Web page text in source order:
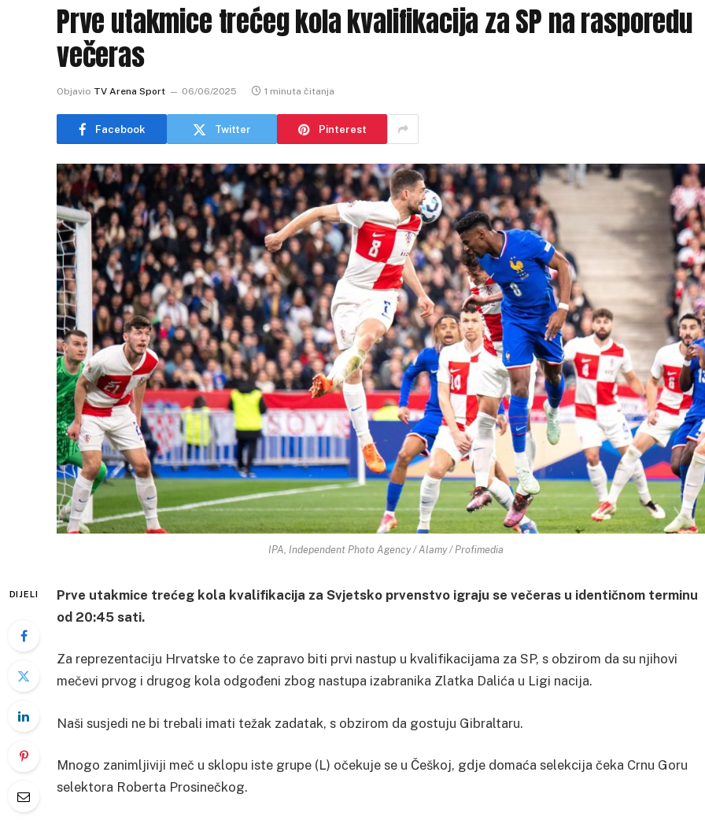
Prve utakmice trećeg kola kvalifikacija za SP na rasporedu
večeras
Objavio TV Arena Sport 06/06/2025 1 minuta čitanja
Facebook Twitter Pinterest
IPA, Independent Photo Agency / Alamy / Profimedia
DIJELI
Prve utakmice trećeg kola kvalifikacija za Svjetsko prvenstvo igraju se večeras u identičnom terminu
od 20:45 sati.
Za reprezentaciju Hrvatske to će zapravo biti prvi nastup u kvalifikacijama za SP, s obzirom da su njihovi
mečevi prvog i drugog kola odgođeni zbog nastupa izabranika Zlatka Dalića u Ligi nacija.
Naši susjedi ne bi trebali imati težak zadatak, s obzirom da gostuju Gibraltaru.
Mnogo zanimljiviji meč u sklopu iste grupe (L) očekuje se u Češkoj, gdje domaća selekcija čeka Crnu Goru
selektora Roberta Prosinečkog.